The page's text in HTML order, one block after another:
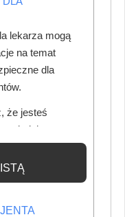
lekarza mogą
na temat
dla
że jesteś